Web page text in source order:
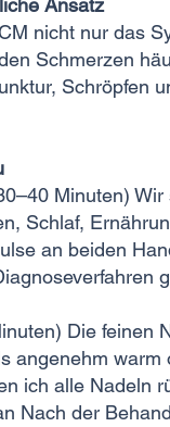
Ansatz
nicht nur das
Schmerzen
Schröpfen
Minuten)
Schlaf,
an beiden
Die
angenehm
ich alle Nadeln
Nach der